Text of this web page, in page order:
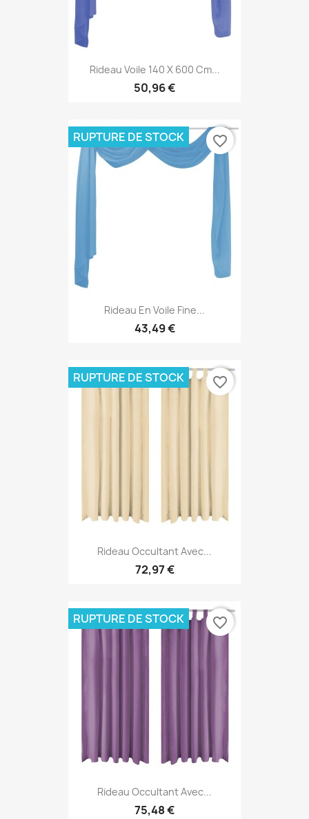
Rideau Voile 140 X 600 Cm...
50,96 €
Rideau En Voile Fine...
43,49 €
RUPTURE DE STOCK favorite_border
Rideau Occultant Avec...
72,97 €
RUPTURE DE STOCK favorite_border
Rideau Occultant Avec...
75,48 €
RUPTURE DE STOCK favorite_border